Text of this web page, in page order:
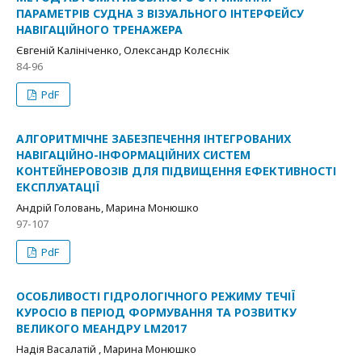
ПАРАМЕТРІВ СУДНА З ВІЗУАЛЬНОГО ІНТЕРФЕЙСУ
НАВІГАЦІЙНОГО ТРЕНАЖЕРА
Євгеній Калініченко, Олександр Колєснік
84-96
PdF
АЛГОРИТМІЧНЕ ЗАБЕЗПЕЧЕННЯ ІНТЕГРОВАНИХ
НАВІГАЦІЙНО-ІНФОРМАЦІЙНИХ СИСТЕМ
КОНТЕЙНЕРОВОЗІВ ДЛЯ ПІДВИЩЕННЯ ЕФЕКТИВНОСТІ
ЕКСПЛУАТАЦІЇ
Андрій Головань, Марина Монюшко
97-107
PdF
ОСОБЛИВОСТІ ГІДРОЛОГІЧНОГО РЕЖИМУ ТЕЧІЇ
КУРОСІО В ПЕРІОД ФОРМУВАННЯ ТА РОЗВИТКУ
ВЕЛИКОГО МЕАНДРУ LM2017
Надія Васалатій , Марина Монюшко